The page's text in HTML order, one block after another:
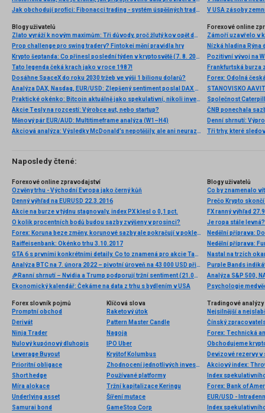
Jak obchodují profíci: Fibonacci trading - systém úspěšných traderů
V USA zásoby
Blogy uživatelů
Zlato vyráží k novým maximům: Tři důvody, proč žlutý kov opět dominuje
Prop challenge pro swing tradery? Fintokei mění pravidla hry
Krypto šeptanda: Co přinesl poslední týden v kryptosvětě (7. 8. 2026)
Tato legenda čeká krach jako v roce 1987!
Dosáhne SpaceX do roku 2030 tržeb ve výši 1 bilionu dolarů?
Analýza DAX, Nasdaq, EUR/USD: Zlepšený sentiment poslal DAX na nová maxima
Praktické okénko: Bitcoin aktuálně jako spekulativní, nikoli investiční aktivum
Akcie Tesly na rozcestí: Výrobce aut, nebo startup?
Měnový pár EUR/AUD: Multitimeframe analýza (W1–H4)
Akciová analýza: Výsledky McDonald’s nepotěšily, ale ani neurazily. Jakou vizi společnost prezentovala?
Forexové online
Nízká hladina
Pozitivní vývoj na
Frankfurtská burza
Denní shrnutí:
Tři trhy, které
Naposledy čtené:
Forexové online zpravodajství
Ozvěny trhu - Východní Evropa jako černý kůň
Denný výhľad na EURUSD 22.3.2016
Akcie na burze v týdnu stagnovaly, index PX klesl o 0,1 pct.
O kolik procentních bodů budou sazby zvýšeny v prosinci?
Forex: Koruna beze změny, korunové sazby ale pokračují v poklesu
Raiffeisenbank: Okénko trhu 3.10.2017
GTA 6 s prvními konkrétními detaily. Co to znamená pro akcie Take-Two Interactive?
Analýza BTC na 7. února 2022 – pivotní úroveň na 43 000 USD při testu
🎉Ranní shrnutí – Nvidia a Trump podporují tržní sentiment (21.05.2026)
Ekonomický kalendář: Čekáme na data z trhu s bydlením v USA
Blogy uživatelů
Prečo Krypto
FX ranný výhľad
Je ropa stále levná?
Nedělní příprava:
Nedělní příprava:
Nastal na trzích
Forex slovník pojmů
Promptní obchod
Derivát
Ninja Trader
Nulový kupónový dluhopis
Leverage Buyout
Prioritní obligace
Short hedge
Míra alokace
Underlying asset
Samurai bond
Klíčová slova
Raketový útok
Pattern Master Candle
Nagoja
IPO Uber
Kryštof Kolumbus
Zhodnocení jednotlivých investic
Používané platformy
Tržní kapitalizace Keringu
Šíření mutace
GameStop Corp
Tradingové analýzy
Nejsilnější a
Čínský
Forex: Technická
Devizové rezervy v
Akciový index:
Index
Forex: Bank of
EUR/USD -
Index